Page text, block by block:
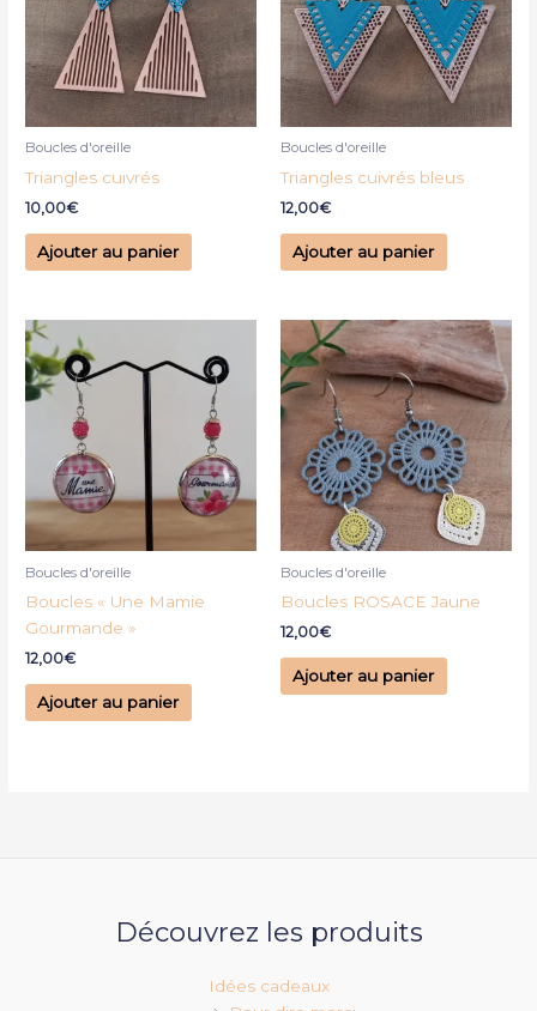
Boucles d'oreille
Triangles cuivrés
10,00€
Ajouter au panier
Boucles d'oreille
Triangles cuivrés bleus
12,00€
Ajouter au panier
Boucles d'oreille
Boucles « Une Mamie
Gourmande »
12,00€
Ajouter au panier
Boucles d'oreille
Boucles ROSACE Jaune
12,00€
Ajouter au panier
Découvrez les produits
Idées cadeaux